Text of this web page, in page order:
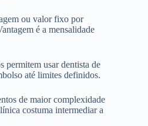
ou valor fixo por
é a mensalidade
permitem usar dentista de
até limites definidos.
de maior complexidade
costuma intermediar a